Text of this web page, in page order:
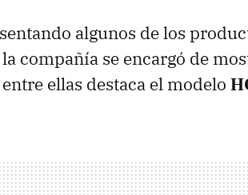
algunos de los
compañía se encargó de
ellas destaca el modelo